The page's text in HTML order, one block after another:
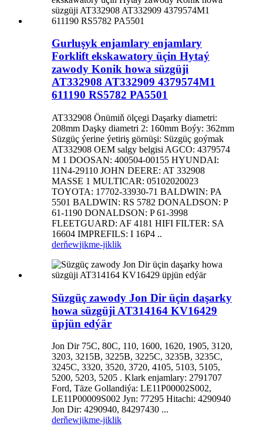
Gurluşyk enjamlary enjamlary
Forklift ekskawatory üçin Hytaý
zawody Konik howa süzgüji
AT332908 AT332909 4379574M1
611190 RS5782 PA5501
AT332908 Önümiň ölçegi Daşarky diametri:
208mm Daşky diametri 2: 160mm Boýy: 362mm
Süzgüç ýerine ýetiriş görnüşi: Süzgüç goýmak
AT332908 OEM salgy belgisi AGCO: 4379574
M 1 DOOSAN: 400504-00155 HYUNDAI:
11N4-29110 JOHN DEERE: AT 332908
MASSE 1 MULTICAR: 05102020023
TOYOTA: 17702-33930-71 BALDWIN: PA
5501 BALDWIN: RS 5782 DONALDSON: P
61-1190 DONALDSON: P 61-3998
FLEETGUARD: AF 4181 HIFI FILTER: SA
16604 IMPREFILS: I 16P4 ..
derňewjikme-jiklik
Süzgüç zawody Jon Dir üçin daşarky
howa süzgüji AT314164 KV16429
üpjün edýär
Jon Dir 75C, 80C, 110, 1600, 1620, 1905, 3120,
3203, 3215B, 3225B, 3225C, 3235B, 3235C,
3245C, 3320, 3520, 3720, 4105, 5103, 5105,
5200, 5203, 5205 . Klark enjamlary: 2791707
Ford, Täze Gollandiýa: LE11P00002S002,
LE11P00009S002 Jyn: 77295 Hitachi: 4290940
Jon Dir: 4290940, 84297430 ...
derňewjikme-jiklik